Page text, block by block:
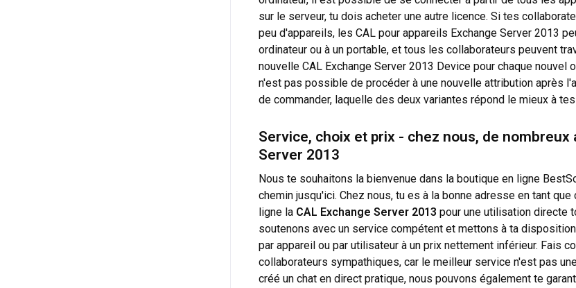
sur le serveur, tu dois acheter une autre licence. Si tes
peu d'appareils, les CAL pour appareils Exchange Server 2013
ordinateur ou à un portable, et tous les collaborateurs peuvent
nouvelle CAL Exchange Server 2013 Device pour chaque nouvel
n'est pas possible de procéder à une nouvelle attribution après
de commander, laquelle des deux variantes répond le mieux à
Service, choix et prix - chez nous, de nombreux
Server 2013
Nous te souhaitons la bienvenue dans la boutique en ligne
chemin jusqu'ici. Chez nous, tu es à la bonne adresse en tant
ligne la CAL Exchange Server 2013 pour une utilisation directe
soutenons avec un service compétent et mettons à ta
par appareil ou par utilisateur à un prix nettement inférieur. Fais
collaborateurs sympathiques, car le meilleur service n'est pas
créé un chat en direct pratique, nous pouvons également te